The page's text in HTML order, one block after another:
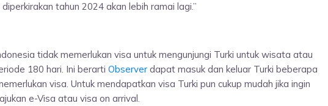
tahun 2024 akan lebih ramai lagi.”
tidak memerlukan visa untuk mengunjungi Turki untuk wisata atau
180 hari. Ini berarti Observer dapat masuk dan keluar Turki beberapa
visa. Untuk mendapatkan visa Turki pun cukup mudah jika ingin
e-Visa atau visa on arrival.